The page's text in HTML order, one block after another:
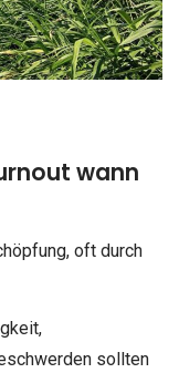
wann
oft durch
sollten